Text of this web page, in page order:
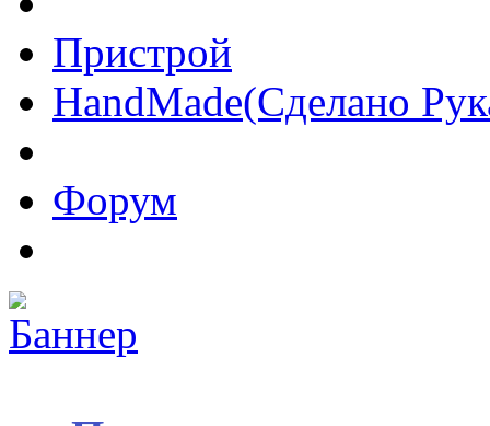
Пристрой
HandMade(Сделано
Форум